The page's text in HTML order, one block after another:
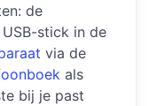
de
stick in de
via de
als
bij je past